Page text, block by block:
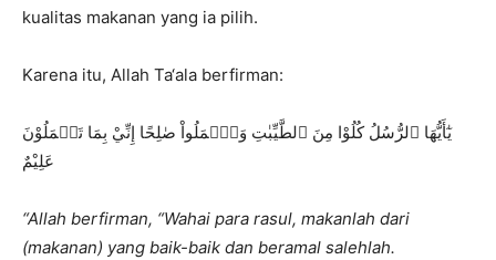
kualitas makanan yang ia pilih.
Karena itu, Allah Ta‘ala berfirman:
يٰٓأَيُّهَا ٱلرُّسُلُ كُلُوْا مِنَ ٱلطَّيِّبٰتِ وَٱعۡمَلُواْ صٰلِحًا إِنِّيْ بِمَا تَعۡمَلُوْنَ
عَلِيْمٌ
“Allah berfirman, “Wahai para rasul, makanlah dari
(makanan) yang baik-baik dan beramal salehlah.